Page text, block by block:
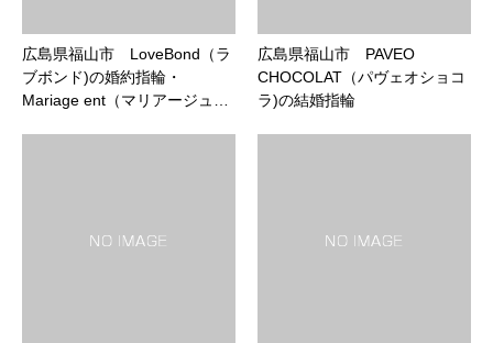
広島県福山市 LoveBond（ラ
ブボンド)の婚約指輪・
Mariage ent（マリアージュ…
広島県福山市 PAVEO
CHOCOLAT（パヴェオショコ
ラ)の結婚指輪